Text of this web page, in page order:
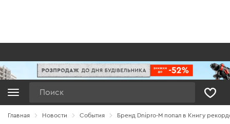
Главная Новости Cобытия Бренд Dnipro-M попал в Книгу